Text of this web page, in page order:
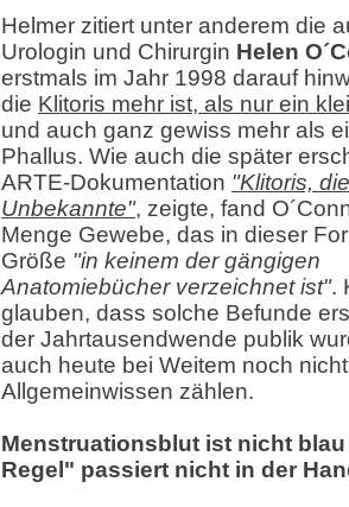
Helmer zitiert unter anderem die
Urologin und Chirurgin Helen
erstmals im Jahr 1998 darauf
die Klitoris mehr ist, als nur ein
und auch ganz gewiss mehr als
Phallus. Wie auch die später
ARTE-Dokumentation "Klitoris,
Unbekannte", zeigte, fand
Menge Gewebe, das in dieser
Größe "in keinem der gängigen
Anatomiebücher verzeichnet ist".
glauben, dass solche Befunde
der Jahrtausendwende publik
auch heute bei Weitem noch
Allgemeinwissen zählen.
Menstruationsblut ist nicht
Regel" passiert nicht in der